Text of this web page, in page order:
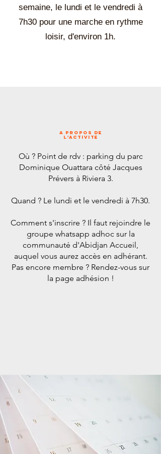
semaine, le lundi et le vendredi à
7h30 pour une marche en rythme
loisir, d'environ 1h.
A PROPOS de
l'ACTIVITE
Où ? Point de rdv : parking du parc
Dominique Ouattara côté Jacques
Prévers à Riviera 3.
Quand ? Le lundi et le vendredi à 7h30.
Comment s'inscrire ? Il faut rejoindre le
groupe whatsapp adhoc sur la
communauté d'Abidjan Accueil,
auquel vous aurez accès en adhérant.
Pas encore membre ? Rendez-vous sur
la page adhésion !